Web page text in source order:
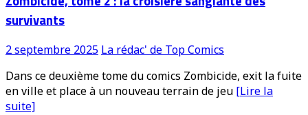
survivants
2 septembre 2025 La rédac' de Top Comics
Dans ce deuxième tome du comics Zombicide, exit la fuite
en ville et place à un nouveau terrain de jeu [Lire la
suite]